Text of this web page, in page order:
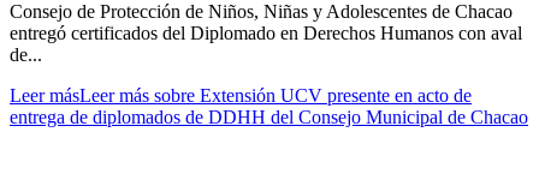
Consejo de Protección de Niños, Niñas y Adolescentes de Chacao
entregó certificados del Diplomado en Derechos Humanos con aval
de...
Leer másLeer más sobre Extensión UCV presente en acto de
entrega de diplomados de DDHH del Consejo Municipal de Chacao